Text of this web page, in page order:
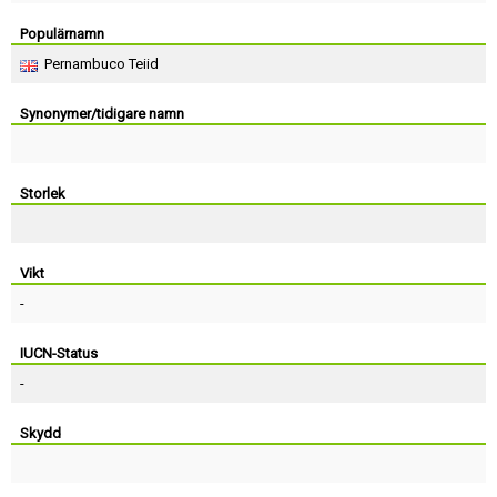
Populärnamn
Pernambuco Teiid
Synonymer/tidigare namn
Storlek
Vikt
-
IUCN-Status
-
Skydd